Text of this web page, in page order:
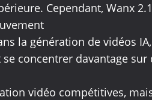
Cependant, Wanx
la génération de vidéos
concentrer davantage
vidéo compétitives,